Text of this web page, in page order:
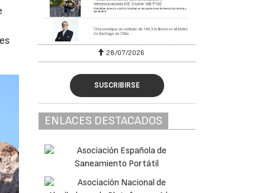
28/07/2026
SUSCRIBIRSE
ENLACES DESTACADOS